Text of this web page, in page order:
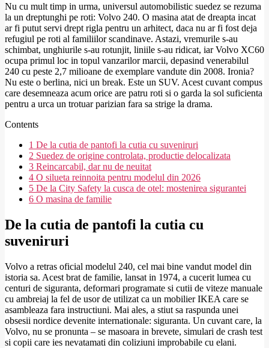
Nu cu mult timp in urma, universul automobilistic suedez se rezuma
la un dreptunghi pe roti: Volvo 240. O masina atat de dreapta incat
ar fi putut servi drept rigla pentru un arhitect, daca nu ar fi fost deja
refugiul pe roti al familiilor scandinave. Astazi, vremurile s-au
schimbat, unghiurile s-au rotunjit, liniile s-au ridicat, iar Volvo XC60
ocupa primul loc in topul vanzarilor marcii, depasind venerabilul
240 cu peste 2,7 milioane de exemplare vandute din 2008. Ironia?
Nu este o berlina, nici un break. Este un SUV. Acest cuvant compus
care desemneaza acum orice are patru roti si o garda la sol suficienta
pentru a urca un trotuar parizian fara sa strige la drama.
Contents
1 De la cutia de pantofi la cutia cu suveniruri
2 Suedez de origine controlata, productie delocalizata
3 Reincarcabil, dar nu de neuitat
4 O silueta reinnoita pentru modelul din 2026
5 De la City Safety la cusca de otel: mostenirea sigurantei
6 O masina de familie
De la cutia de pantofi la cutia cu
suveniruri
Volvo a retras oficial modelul 240, cel mai bine vandut model din
istoria sa. Acest brat de familie, lansat in 1974, a cucerit lumea cu
centuri de siguranta, deformari programate si cutii de viteze manuale
cu ambreiaj la fel de usor de utilizat ca un mobilier IKEA care se
asambleaza fara instructiuni. Mai ales, a stiut sa raspunda unei
obsesii nordice devenite internationale: siguranta. Un cuvant care, la
Volvo, nu se pronunta – se masoara in brevete, simulari de crash test
si copii care ies nevatamati din coliziuni improbabile cu elani.